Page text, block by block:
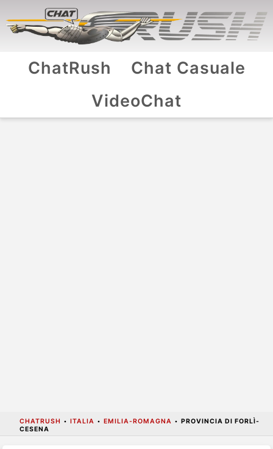
ChatRush
Chat Casuale
VideoChat
CHATRUSH • ITALIA • EMILIA-ROMAGNA • PROVINCIA DI FORLÌ-
CESENA